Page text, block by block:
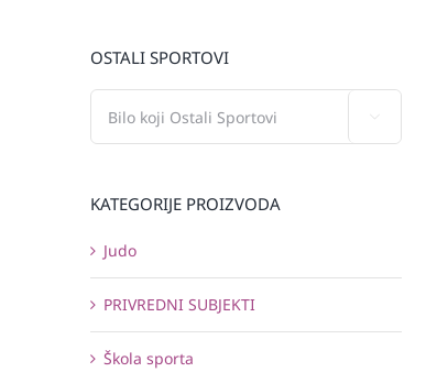
OSTALI SPORTOVI
KATEGORIJE PROIZVODA
Judo
PRIVREDNI SUBJEKTI
Škola sporta